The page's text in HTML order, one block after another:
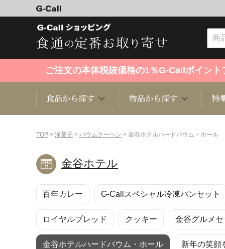
ご注文の本体税抜価格の1％G-Callポイン
食品から探す
くだもの
洋菓子 和菓子
お酒 珈琲/
物品から探す
趣味・雑貨
キッチン用品 ファッ
家電 キッズ
特
TOP > 洋菓子 > バウムクーヘン > 金谷ホテルハードバウム・ホール
金谷ホテル
百年カレー G-Callスペシャル冷凍パンセット
ロイヤルブレッド クッキー 金谷グルメ
金谷ホテルハードバウム・ホール 新年の笑顔